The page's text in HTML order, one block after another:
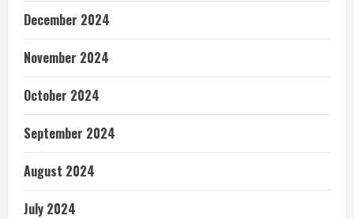
December 2024
November 2024
October 2024
September 2024
August 2024
July 2024